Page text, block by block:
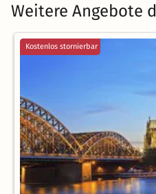
Weitere Angebote
Kostenlos stornierbar